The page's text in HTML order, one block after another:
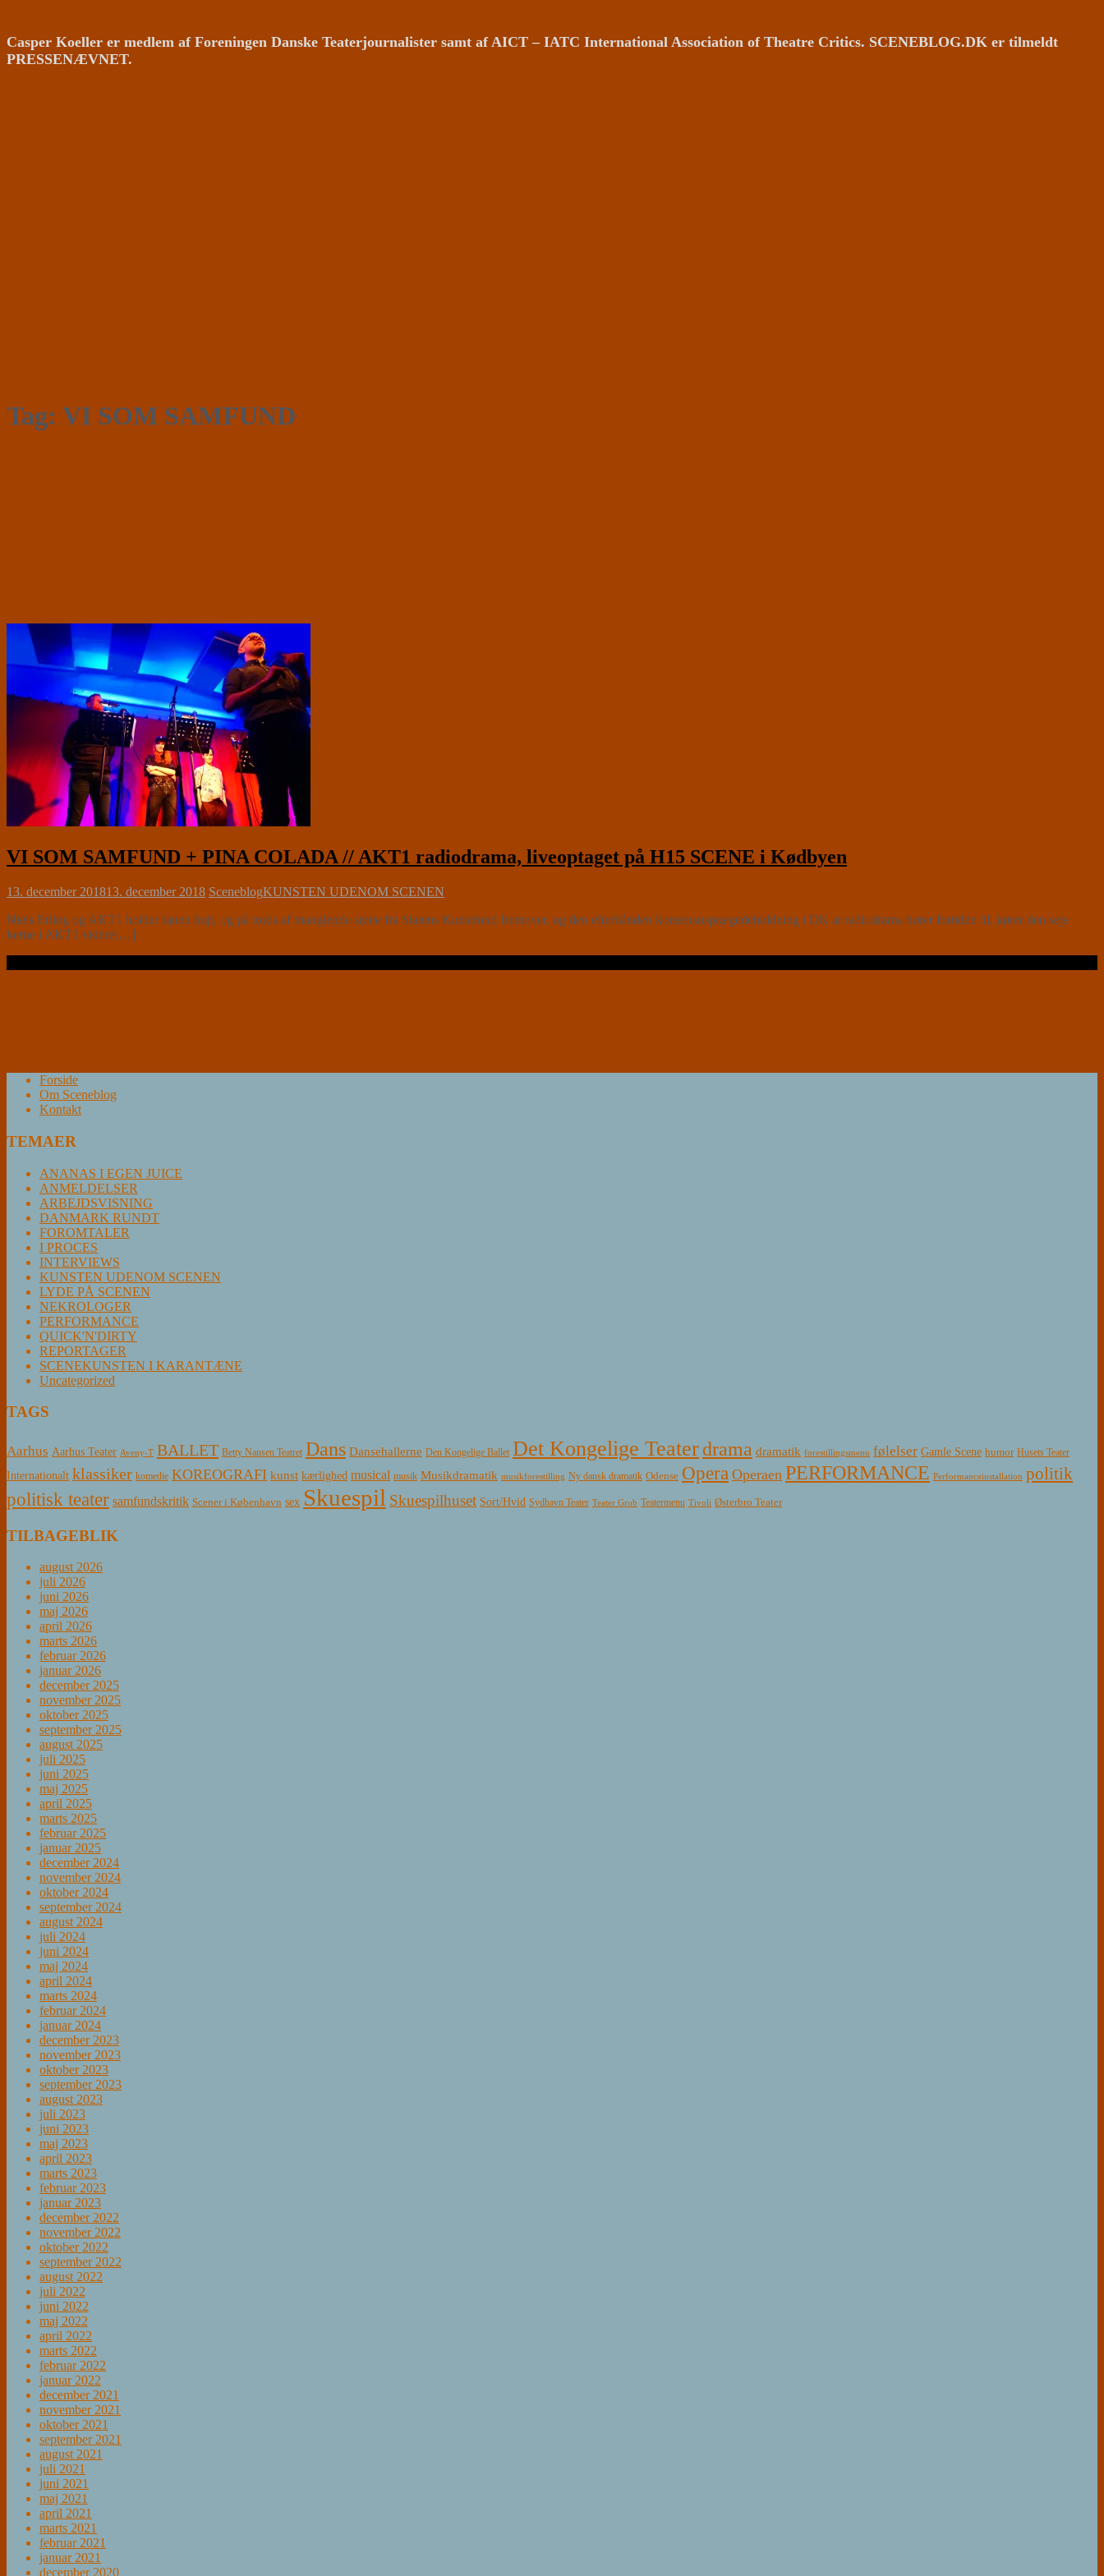
Casper Koeller er medlem af Foreningen Danske Teaterjournalister samt af AICT – IATC International Association of Theatre Critics. SCENEBLOG.DK er tilmeldt
PRESSENÆVNET.
Tag: VI SOM SAMFUND
VI SOM SAMFUND + PINA COLADA // AKT1 radiodrama, liveoptaget på H15 SCENE i Kødbyen
13. december 201813. december 2018 SceneblogKUNSTEN UDENOM SCENEN
Niels Erling og AKT1 holder fanen højt, og på trods af manglende støtte fra Statens Kunstfond fremover, og den efterhånden konsensusprægedeholdning i DK at radiodrama hører fortiden til, kører den seje
kerne i AKT1 videre[…]
Forside
Om Sceneblog
Kontakt
TEMAER
ANANAS I EGEN JUICE
ANMELDELSER
ARBEJDSVISNING
DANMARK RUNDT
FOROMTALER
I PROCES
INTERVIEWS
KUNSTEN UDENOM SCENEN
LYDE PÅ SCENEN
NEKROLOGER
PERFORMANCE
QUICK'N'DIRTY
REPORTAGER
SCENEKUNSTEN I KARANTÆNE
Uncategorized
TAGS
Aarhus Aarhus Teater Aveny-T BALLET Betty Nansen Teatret Dans Dansehallerne Den Kongelige Ballet Det Kongelige Teaterdrama dramatik forestillingsmenu følelser Gamle Scene humor Husets Teater
Internationalt klassiker komedie KOREOGRAFI kunst kærlighed musical musik Musikdramatik musikforestilling Ny dansk dramatik Odense Opera Operaen PERFORMANCE Performanceinstallation politik
politisk teater samfundskritik Scener i København sex Skuespil Skuespilhuset Sort/Hvid Sydhavn Teater Teater Grob Teatermenu Tivoli Østerbro Teater
TILBAGEBLIK
august 2026
juli 2026
juni 2026
maj 2026
april 2026
marts 2026
februar 2026
januar 2026
december 2025
november 2025
oktober 2025
september 2025
august 2025
juli 2025
juni 2025
maj 2025
april 2025
marts 2025
februar 2025
januar 2025
december 2024
november 2024
oktober 2024
september 2024
august 2024
juli 2024
juni 2024
maj 2024
april 2024
marts 2024
februar 2024
januar 2024
december 2023
november 2023
oktober 2023
september 2023
august 2023
juli 2023
juni 2023
maj 2023
april 2023
marts 2023
februar 2023
januar 2023
december 2022
november 2022
oktober 2022
september 2022
august 2022
juli 2022
juni 2022
maj 2022
april 2022
marts 2022
februar 2022
januar 2022
december 2021
november 2021
oktober 2021
september 2021
august 2021
juli 2021
juni 2021
maj 2021
april 2021
marts 2021
februar 2021
januar 2021
december 2020